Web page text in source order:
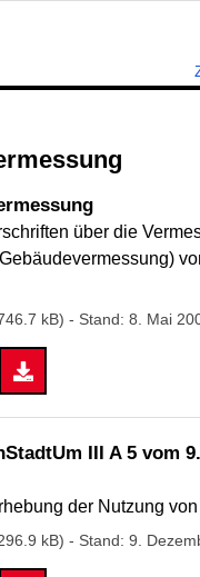
über die
kB) - Stand: 8. Mai
III A 5 vom
der Nutzung
kB) - Stand: 9.